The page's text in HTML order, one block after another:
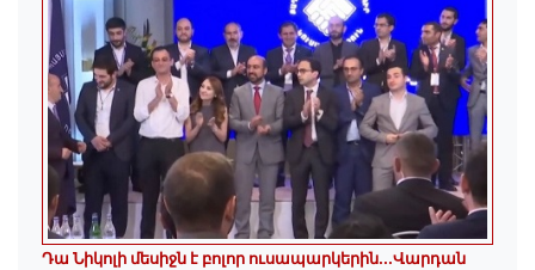
Դա Նիկոլի մեսիջն է բոլոր ուսապարկերին․․․Վարդան